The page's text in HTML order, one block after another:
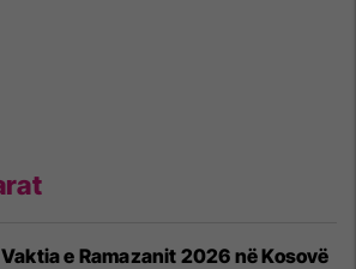
Vaktia e Ramazanit 2026 në Kosovë